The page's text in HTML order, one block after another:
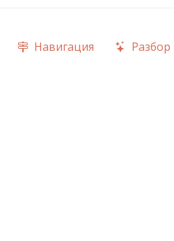
Навигация Разбор